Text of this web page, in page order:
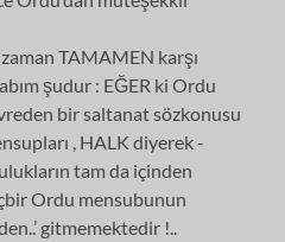
zaman TAMAMEN karşı
şudur : EĞER ki Ordu
bir saltanat sözkonusu
, HALK diyerek -
tam da içinden
Ordu mensubunun
gitmemektedir !..